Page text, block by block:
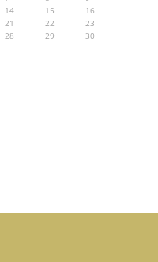
14 15
16
21 22
23
28 29
30